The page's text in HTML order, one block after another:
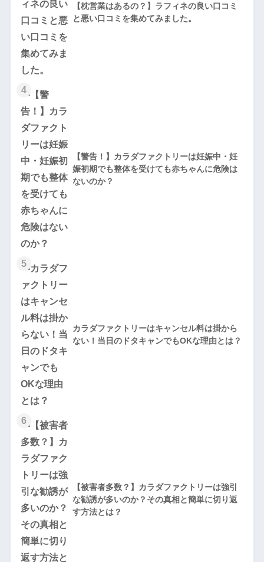
【枕営業はあるの？】ラフィネの良い口コミ
と悪い口コミを集めてみました。
4
【警告！】カラダファクトリーは妊娠中・妊
娠初期でも整体を受けても赤ちゃんに危険は
ないのか？
5
カラダファクトリーはキャンセル料は掛から
ない！当日のドタキャンでもOKな理由とは？
6
【被害者多数？】カラダファクトリーは強引
な勧誘が多いのか？その真相と簡単に切り返
す方法とは？